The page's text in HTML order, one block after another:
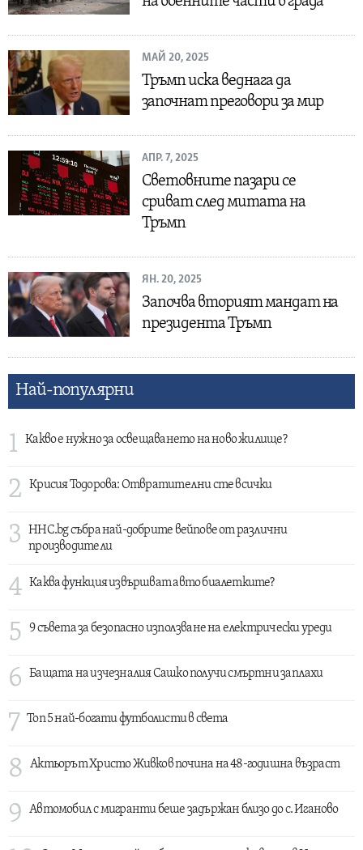
МАЙ 20, 2025
Тръмп иска веднага да
започнат преговори за мир
АПР. 7, 2025
Световните пазари се
сриват след митата на
Тръмп
ЯН. 20, 2025
Започва вторият мандат на
президента Тръмп
Най-популярни
1 Какво е нужно за освещаването на ново жилище?
2 Крисия Тодорова: Отвратителни сте всички
3
HHC.bg събра най-добрите вейпове от различни
производители
4 Каква функция извършват авто биалетките?
5 9 съвета за безопасно използване на електрически уреди
6 Бащата на изчезналия Сашко получи смъртни заплахи
7 Топ 5 най-богати футболисти в света
8 Актьорът Христо Живков почина на 48-годишна възраст
9 Автомобил с мигранти беше задържан близо до с. Иганово